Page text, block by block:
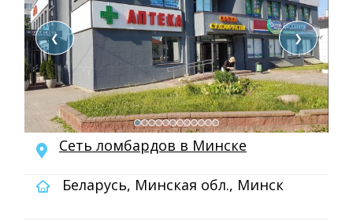
❮ ❯
Сеть ломбардов в Минске
Беларусь, Минская обл., Минск